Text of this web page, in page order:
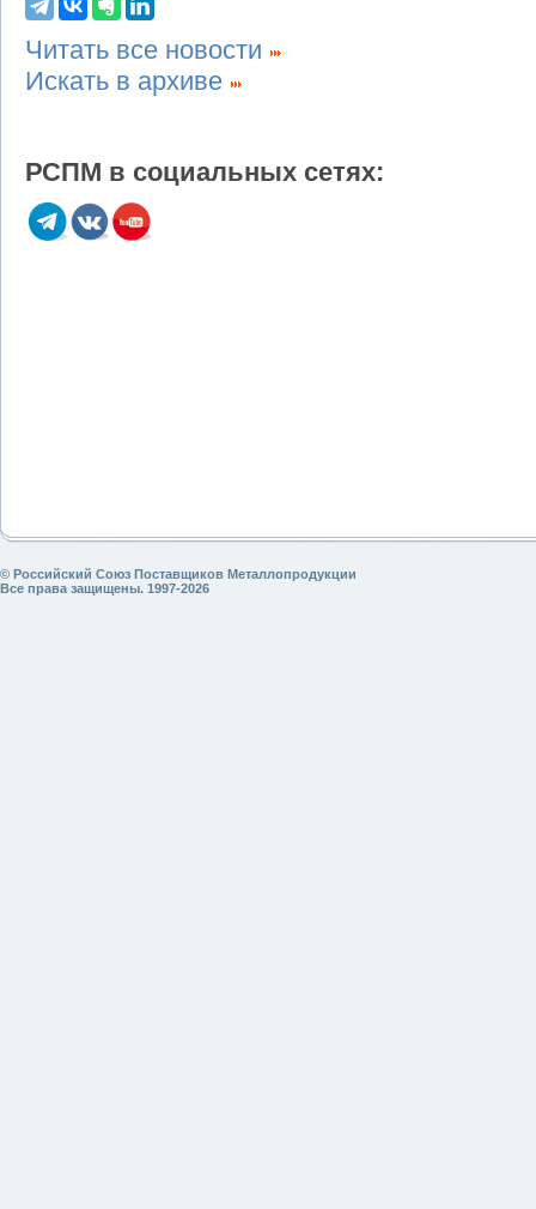
Читать все новости
Искать в архиве
РСПМ в социальных сетях:
© Российский Союз Поставщиков Металлопродукции
Все права защищены. 1997-2026